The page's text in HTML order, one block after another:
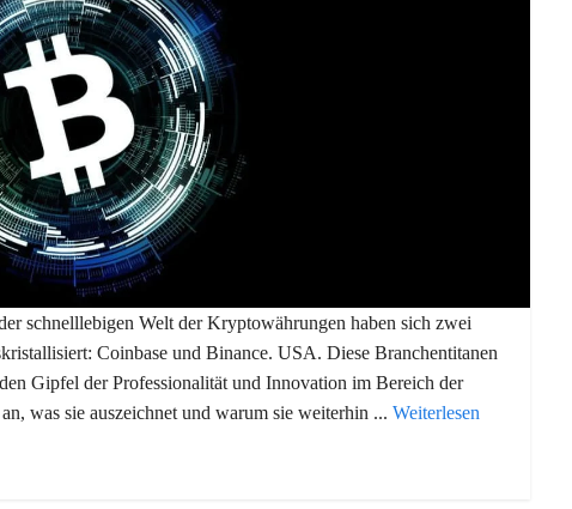
schnelllebigen Welt der Kryptowährungen haben sich zwei
Coinbase und Binance. USA. Diese Branchentitanen
Gipfel der Professionalität und Innovation im Bereich der
was sie auszeichnet und warum sie weiterhin ... Weiterlesen